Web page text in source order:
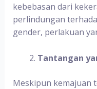
kebebasan dari
perlindungan
gender, perlakuan
Tantangan
Meskipun kemajuan